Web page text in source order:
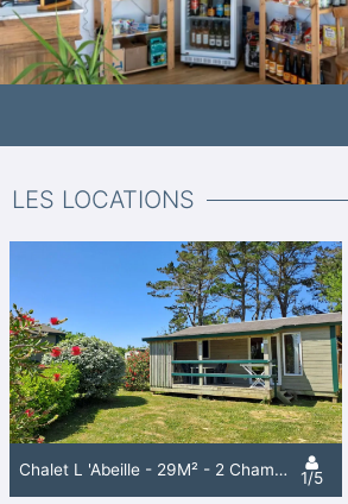
LES LOCATIONS
Chalet L 'Abeille - 29M² - 2 Chambres 1/5